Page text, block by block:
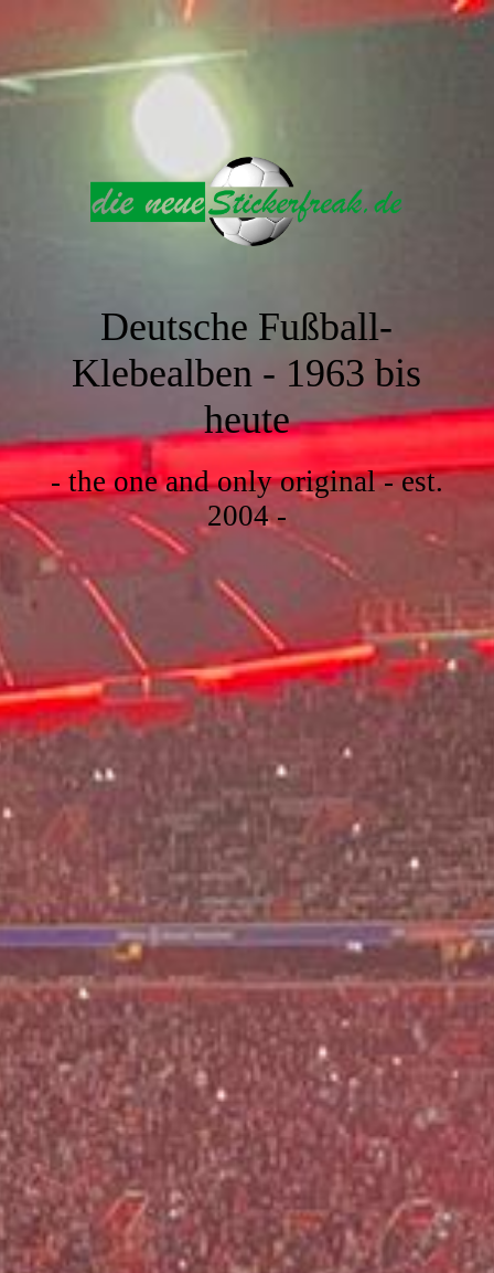
Deutsche Fußball-
Klebealben - 1963 bis
heute
- the one and only original - est.
2004 -